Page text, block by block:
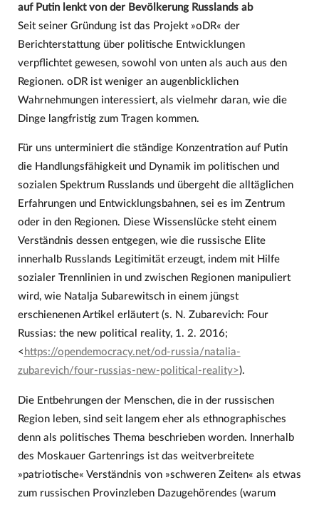
auf Putin lenkt von der Bevölkerung Russlands ab
Seit seiner Gründung ist das Projekt »oDR« der
Berichterstattung über politische Entwicklungen
verpflichtet gewesen, sowohl von unten als auch aus den
Regionen. oDR ist weniger an augenblicklichen
Wahrnehmungen interessiert, als vielmehr daran, wie die
Dinge langfristig zum Tragen kommen.
Für uns unterminiert die ständige Konzentration auf Putin
die Handlungsfähigkeit und Dynamik im politischen und
sozialen Spektrum Russlands und übergeht die alltäglichen
Erfahrungen und Entwicklungsbahnen, sei es im Zentrum
oder in den Regionen. Diese Wissenslücke steht einem
Verständnis dessen entgegen, wie die russische Elite
innerhalb Russlands Legitimität erzeugt, indem mit Hilfe
sozialer Trennlinien in und zwischen Regionen manipuliert
wird, wie Natalja Subarewitsch in einem jüngst
erschienenen Artikel erläutert (s. N. Zubarevich: Four
Russias: the new political reality, 1. 2. 2016;
< https://opendemocracy.net/od-russia/natalia-
zubarevich/four-russias-new-political-reality>).
Die Entbehrungen der Menschen, die in der russischen
Region leben, sind seit langem eher als ethnographisches
denn als politisches Thema beschrieben worden. Innerhalb
des Moskauer Gartenrings ist das weitverbreitete
»patriotische« Verständnis von »schweren Zeiten« als etwas
zum russischen Provinzleben Dazugehörendes (warum